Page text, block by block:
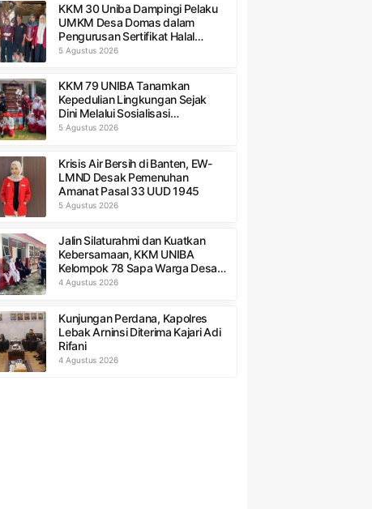
KKM 30 Uniba Dampingi Pelaku
UMKM Desa Domas dalam
Pengurusan Sertifikat Halal
Produk
5 Agustus 2026
KKM 79 UNIBA Tanamkan
Kepedulian Lingkungan Sejak
Dini Melalui Sosialisasi
Pengelolaan Sampah di SDN 1
5 Agustus 2026
Krisis Air Bersih di Banten, EW-
LMND Desak Pemenuhan
Amanat Pasal 33 UUD 1945
5 Agustus 2026
Jalin Silaturahmi dan Kuatkan
Kebersamaan, KKM UNIBA
Kelompok 78 Sapa Warga Desa
Sumurbandung
4 Agustus 2026
Kunjungan Perdana, Kapolres
Lebak Arninsi Diterima Kajari Adi
Rifani
4 Agustus 2026